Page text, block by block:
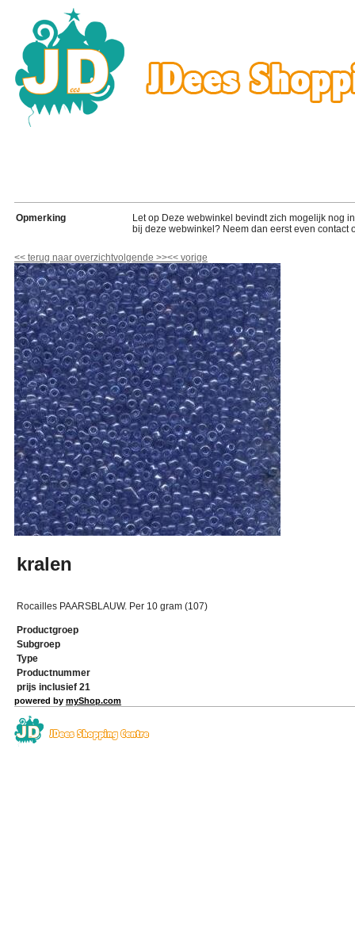
Opmerking
Let op Deze webwinkel bevindt zich mogelijk nog
bij deze webwinkel? Neem dan eerst even contact
<< terug naar overzichtvolgende >><< vorige
kralen
Rocailles PAARSBLAUW. Per 10 gram (107)
Productgroep
Subgroep
Type
Productnummer
prijs inclusief 21
powered by myShop.com